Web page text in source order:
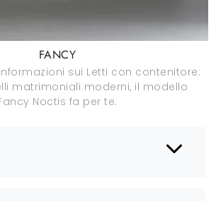
FANCY
sui Letti con contenitore:
matrimoniali moderni, il modello
Noctis fa per te.